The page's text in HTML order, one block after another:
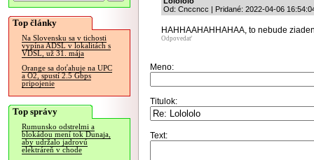
Top články
Na Slovensku sa v tichosti
vypína ADSL v lokalitách s
VDSL, už 31. mája
Orange sa doťahuje na UPC
a O2, spustí 2.5 Gbps
pripojenie
Top správy
Rumunsko odstrelmi a
blokádou mení tok Dunaja,
aby udržalo jadrovú
elektráreň v chode
Od: Cnccncc | Pridané: 2022-04-06
HAHHAAHAHHAHAA, to nebude
Odpovedať
Meno:
Titulok:
Text: